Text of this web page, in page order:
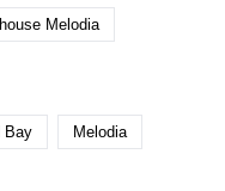
Melodia
Bay Melodia